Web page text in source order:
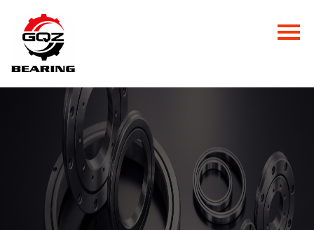
Главная
Продукция
Новости
Контакты